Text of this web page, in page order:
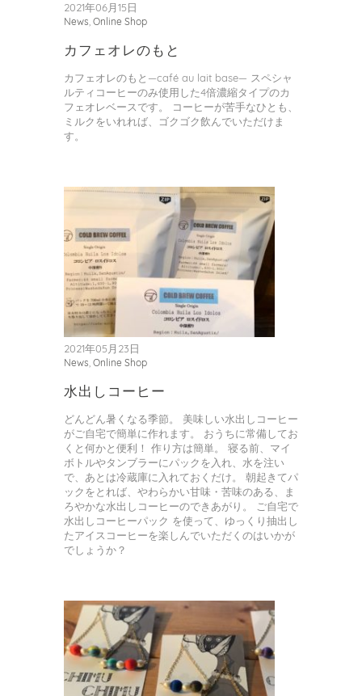
2021年06月15日
News, Online Shop
カフェオレのもと
カフェオレのもと―café au lait base― スペシャ
ルティコーヒーのみ使用した4倍濃縮タイプのカ
フェオレベースです。 コーヒーが苦手なひとも、
ミルクをいれれば、ゴクゴク飲んでいただけま
す。
2021年05月23日
News Online Shop
水出しコーヒー
どんどん暑くなる季節。 美味しい水出しコーヒー
がご自宅で簡単に作れます。 おうちに常備してお
くと何かと便利！ 作り方は簡単。 寝る前、マイ
ボトルやタンブラーにパックを入れ、水を注い
で、あとは冷蔵庫に入れておくだけ。 朝起きてパ
ックをとれば、やわらかい甘味・苦味のある、ま
ろやかな水出しコーヒーのできあがり。 ご自宅で
水出しコーヒーパック を使って、ゆっくり抽出し
たアイスコーヒーを楽しんでいただくのはいかが
でしょうか？